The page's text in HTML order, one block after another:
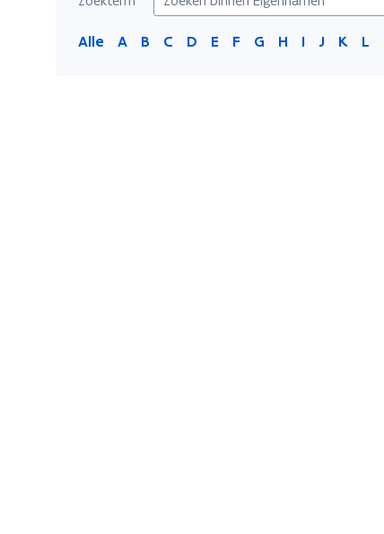
Alle A B C D E F G H I J K L